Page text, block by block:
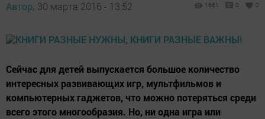
Автор, 30 марта 2016 - 13:52 1661 0 0
Сейчас для детей выпускается большое количество
интересных развивающих игр, мультфильмов и
компьютерных гаджетов, что можно потеряться среди
всего этого многообразия. Но, ни одна игра или